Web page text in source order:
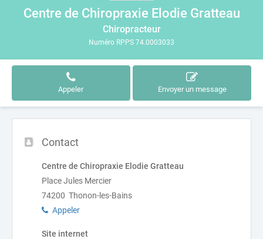
Centre de Chiropraxie Elodie Gratteau
Chiropracteur
Numéro RPPS 74.0003033
Appeler Envoyer un message
Contact
Centre de Chiropraxie Elodie Gratteau
Place Jules Mercier
74200 Thonon-les-Bains
Appeler
Site internet